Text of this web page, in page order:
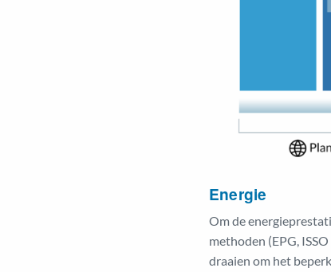
Energie
Om de
methoden (EPG,
draaien om het